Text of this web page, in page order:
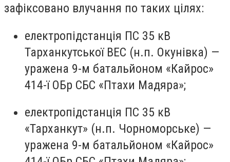
зафіксовано влучання по таких цілях:
електропідстанція ПС 35 кВ
Тарханкутської ВЕС (н.п. Окунівка) —
уражена 9-м батальйоном «Кайрос»
414-ї ОБр СБС «Птахи Мадяра»;
електропідстанція ПС 35 кВ
«Тарханкут» (н.п. Чорноморське) —
уражена 9-м батальйоном «Кайрос»